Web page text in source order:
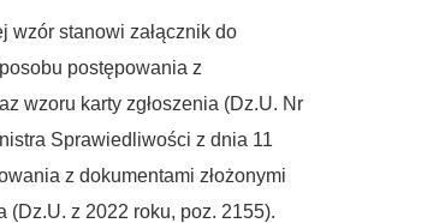
wzór stanowi załącznik do
postępowania z
wzoru karty zgłoszenia (Dz.U. Nr
Sprawiedliwości z dnia 11
z dokumentami złożonymi
(Dz.U. z 2022 roku, poz. 2155).